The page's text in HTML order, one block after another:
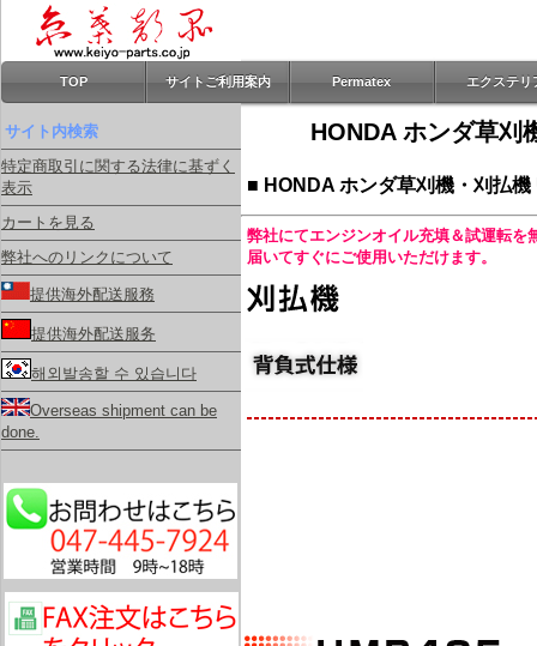
TOP サイトご利用案内 Permatex エクステリ
サイト内検索
特定商取引に関する法律に基ずく
表示
カートを見る
弊社へのリンクについて
提供海外配送服務
提供海外配送服务
해외발송할 수 있습니다
Overseas shipment can be
done.
HONDA ホンダ草刈
■ HONDA ホンダ草刈機・刈払
弊社にてエンジンオイル充填＆試運転を
届いてすぐにご使用いただけます。